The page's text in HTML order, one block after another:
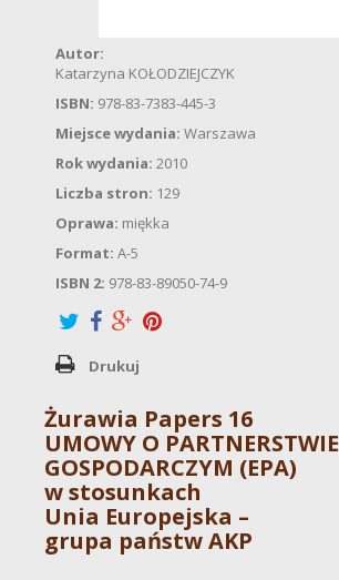
Autor:
Katarzyna KOŁODZIEJCZYK
ISBN: 978-83-7383-445-3
Miejsce wydania: Warszawa
Rok wydania: 2010
Liczba stron: 129
Oprawa: miękka
Format: A-5
ISBN 2: 978-83-89050-74-9
Drukuj
Żurawia Papers 16
UMOWY O PARTNERSTWIE
GOSPODARCZYM (EPA)
w stosunkach
Unia Europejska –
grupa państw AKP